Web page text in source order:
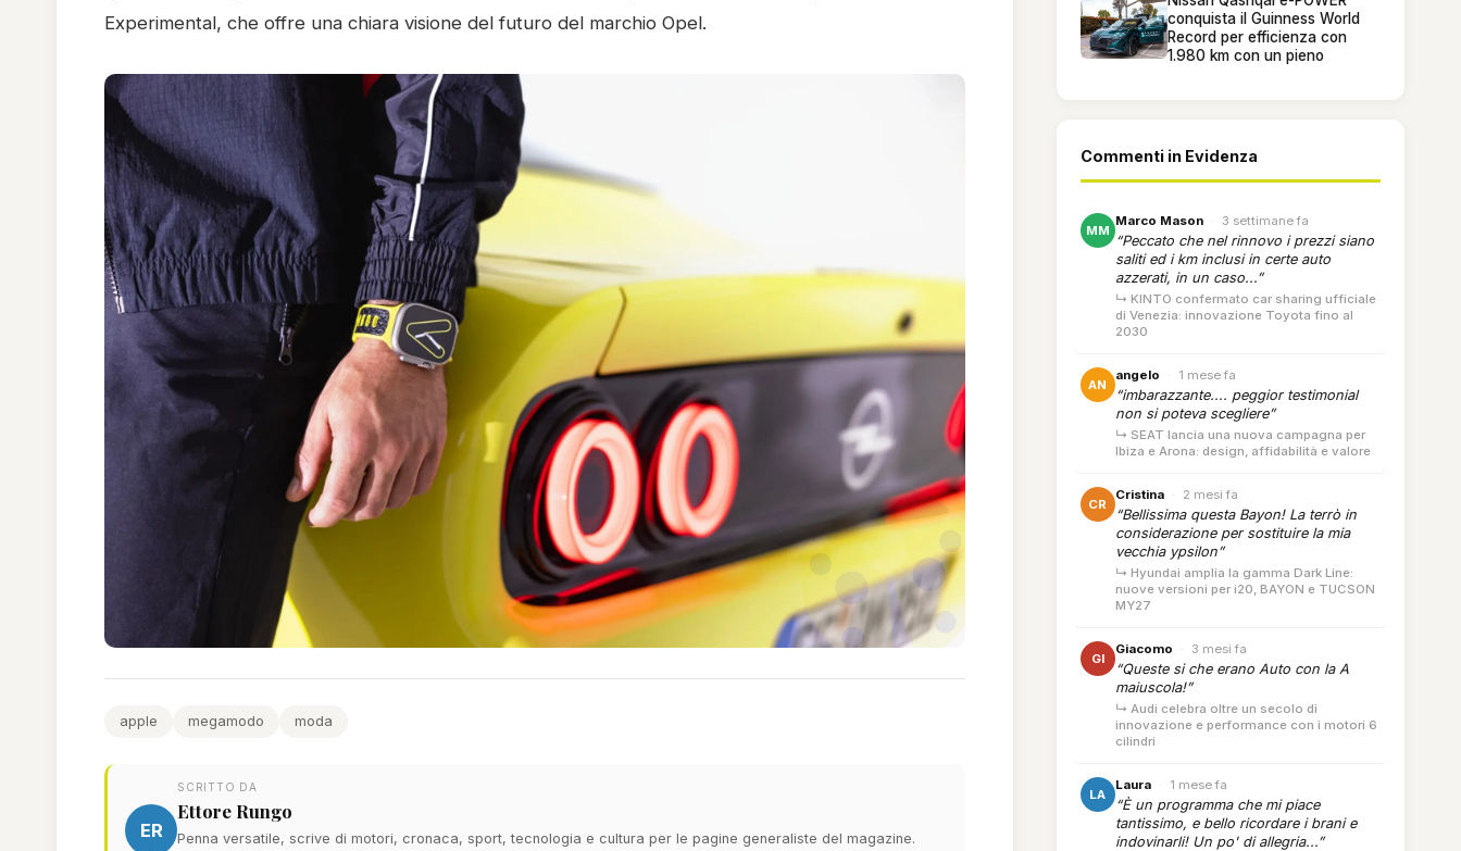
Experimental, che offre una chiara visione del futuro del marchio Opel.
apple megamodo moda
ER
SCRITTO DA
Ettore Rungo
Penna versatile, scrive di motori, cronaca, sport, tecnologia e cultura per le pagine generaliste del magazine.
conquista il Guinness World
Record per efficienza con
1.980 km con un pieno
Commenti in Evidenza
MM
Marco Mason · 3 settimane fa
“Peccato che nel rinnovo i prezzi siano
saliti ed i km inclusi in certe auto
azzerati, in un caso...”
↳ KINTO confermato car sharing ufficiale
di Venezia: innovazione Toyota fino al
2030
AN
angelo · 1 mese fa
“imbarazzante.... peggior testimonial
non si poteva scegliere”
↳ SEAT lancia una nuova campagna per
Ibiza e Arona: design, affidabilità e valore
CR
Cristina · 2 mesi fa
“Bellissima questa Bayon! La terrò in
considerazione per sostituire la mia
vecchia ypsilon”
↳ Hyundai amplia la gamma Dark Line:
nuove versioni per i20, BAYON e TUCSON
MY27
GI
Giacomo · 3 mesi fa
“Queste si che erano Auto con la A
maiuscola!”
↳ Audi celebra oltre un secolo di
innovazione e performance con i motori 6
cilindri
LA
Laura · 1 mese fa
“È un programma che mi piace
tantissimo, e bello ricordare i brani e
indovinarli! Un po' di allegria...”